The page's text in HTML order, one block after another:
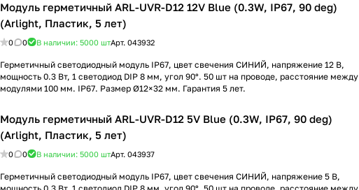
Модуль герметичный ARL-UVR-D12 12V Blue (0.3W, IP67, 90 deg)
(Arlight, Пластик, 5 лет)
0 0 В наличии: 5000 штАрт. 043932
Герметичный светодиодный модуль IP67, цвет свечения СИНИЙ, напряжение 12 В,
мощность 0.3 Вт, 1 светодиод DIP 8 мм, угол 90°. 50 шт на проводе, расстояние между
модулями 100 мм. IP67. Размер Ø12×32 мм. Гарантия 5 лет.
Модуль герметичный ARL-UVR-D12 5V Blue (0.3W, IP67, 90 deg)
(Arlight, Пластик, 5 лет)
0 0 В наличии: 5000 штАрт. 043937
Герметичный светодиодный модуль IP67, цвет свечения СИНИЙ, напряжение 5 В,